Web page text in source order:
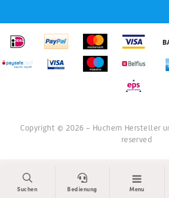
Suchen Bedienung Menu
Copyright © 2026 - Huchem Hersteller
reserved